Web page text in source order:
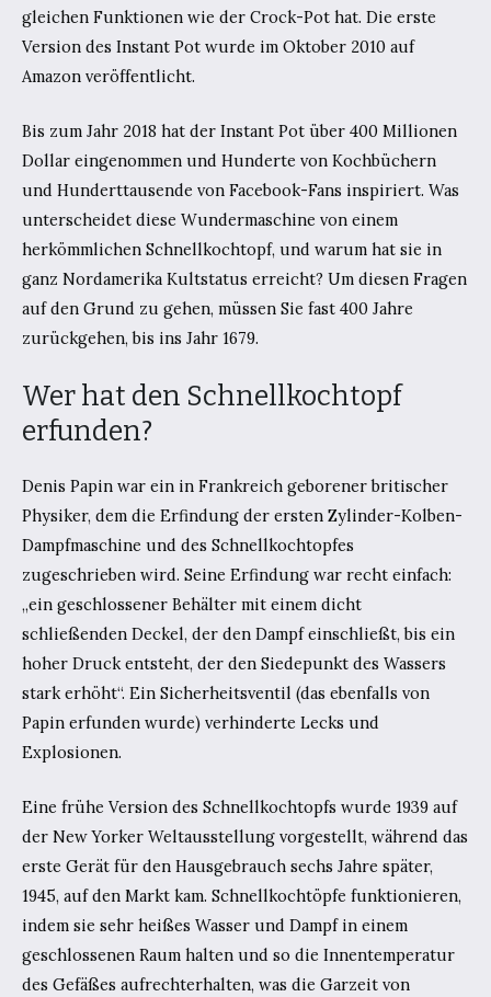
gleichen Funktionen wie der Crock-Pot hat. Die erste
Version des Instant Pot wurde im Oktober 2010 auf
Amazon veröffentlicht.
Bis zum Jahr 2018 hat der Instant Pot über 400 Millionen
Dollar eingenommen und Hunderte von Kochbüchern
und Hunderttausende von Facebook-Fans inspiriert. Was
unterscheidet diese Wundermaschine von einem
herkömmlichen Schnellkochtopf, und warum hat sie in
ganz Nordamerika Kultstatus erreicht? Um diesen Fragen
auf den Grund zu gehen, müssen Sie fast 400 Jahre
zurückgehen, bis ins Jahr 1679.
Wer hat den Schnellkochtopf
erfunden?
Denis Papin war ein in Frankreich geborener britischer
Physiker, dem die Erfindung der ersten Zylinder-Kolben-
Dampfmaschine und des Schnellkochtopfes
zugeschrieben wird. Seine Erfindung war recht einfach:
„ein geschlossener Behälter mit einem dicht
schließenden Deckel, der den Dampf einschließt, bis ein
hoher Druck entsteht, der den Siedepunkt des Wassers
stark erhöht“. Ein Sicherheitsventil (das ebenfalls von
Papin erfunden wurde) verhinderte Lecks und
Explosionen.
Eine frühe Version des Schnellkochtopfs wurde 1939 auf
der New Yorker Weltausstellung vorgestellt, während das
erste Gerät für den Hausgebrauch sechs Jahre später,
1945, auf den Markt kam. Schnellkochtöpfe funktionieren,
indem sie sehr heißes Wasser und Dampf in einem
geschlossenen Raum halten und so die Innentemperatur
des Gefäßes aufrechterhalten, was die Garzeit von